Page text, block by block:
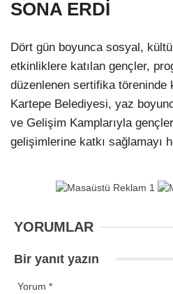
SONA ERDİ
Dört gün boyunca sosyal,
etkinliklere katılan gençler,
düzenlenen sertifika töreninde
Kartepe Belediyesi, yaz
ve Gelişim Kamplarıyla
gelişimlerine katkı sağlamayı
YORUMLAR
Bir yanıt yazın
Yorum *